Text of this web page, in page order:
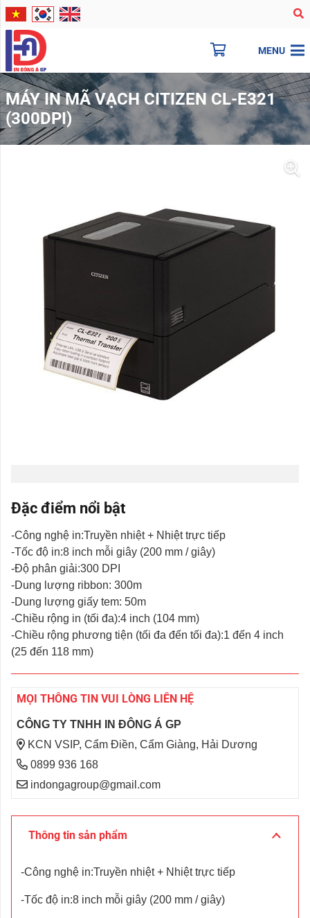
MENU
MÁY IN MÃ VẠCH CITIZEN CL-E321
(300DPI)
Đặc điểm nổi bật
-Công nghệ in:Truyền nhiệt + Nhiệt trực tiếp
-Tốc độ in:8 inch mỗi giây (200 mm / giây)
-Độ phân giải:300 DPI
-Dung lượng ribbon: 300m
-Dung lượng giấy tem: 50m
-Chiều rộng in (tối đa):4 inch (104 mm)
-Chiều rộng phương tiện (tối đa đến tối đa):1 đến 4 inch
(25 đến 118 mm)
MỌI THÔNG TIN VUI LÒNG LIÊN HỆ
CÔNG TY TNHH IN ĐÔNG Á GP
KCN VSIP, Cẩm Điền, Cẩm Giàng, Hải Dương
0899 936 168
indongagroup@gmail.com
Thông tin sản phẩm
-Công nghệ in:Truyền nhiệt + Nhiệt trực tiếp
-Tốc độ in:8 inch mỗi giây (200 mm / giây)